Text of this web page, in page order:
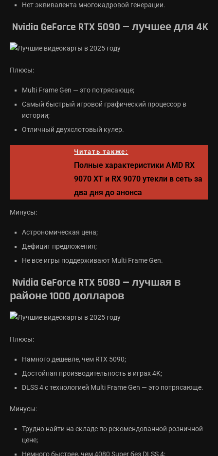
Нет эквивалента многокадровой генерации.
Nvidia GeForce RTX 5090 — лучшее для 4K
Плюсы:
Multi Frame Gen — это потрясающе;
Самый быстрый игровой графический процессор в
истории;
Отличный двухслотовый кулер.
Читать также:
Полные характеристики AMD RX
9070 XT и RX 9070 утекли в сеть за
два дня до анонса
Минусы:
Астрономическая цена;
Дефицит предложения;
Не все игры поддерживают Multi Frame Gen.
Nvidia GeForce RTX 5080 — лучшая в
районе 1000 долларов
Плюсы:
Намного дешевле, чем RTX 5090;
Достойная производительность в играх 4K;
DLSS 4 с технологией Multi Frame Gen — это потрясающе.
Минусы:
Трудно найти на складе по рекомендованной розничной
цене;
Немного быстрее, чем 4080 Super без DLSS 4;